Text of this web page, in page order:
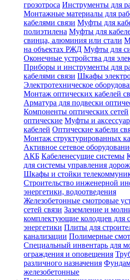
грозотроса Инструменты для
Монтажные материалы для
кабелями связи Муфты для
полиэтилена Муфты для
свинца, алюминия или стали
на объектах РЖД Муфты для
Оконечные устройства для
Приборы и инструменты для
кабелями связи Шкафы
Электротехническое
Монтаж оптических кабелей
Арматура для подвески
Компоненты оптических сетей
оптические Муфты и
кабелей Оптические кабели
Монтаж структурированных
Активное сетевое
АКБ Кабеленесущие системы
для системы управления
Шкафы и стойки
Строительство инженерной
энергетики, водоотведения
Железобетонные смотровые
сетей связи Заземление и
комплектующие колодцев для
энергетики Плиты для
канализации Полимерные
Специальный инвентарь для
ограждения и оповещения
различного назначения
железобетонные